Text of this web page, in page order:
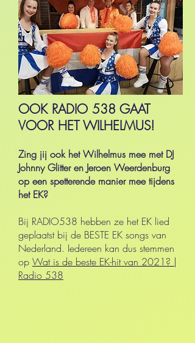
OOK RADIO 538 GAAT
VOOR HET WILHELMUS!
Zing jij ook het Wilhelmus mee met DJ
Johnny Glitter en Jeroen Weerdenburg
op een spetterende manier mee tijdens
het EK?
Bij RADIO538 hebben ze het EK lied
geplaatst bij de BESTE EK songs van
Nederland. Iedereen kan dus stemmen
op Wat is de beste EK-hit van 2021? |
Radio 538